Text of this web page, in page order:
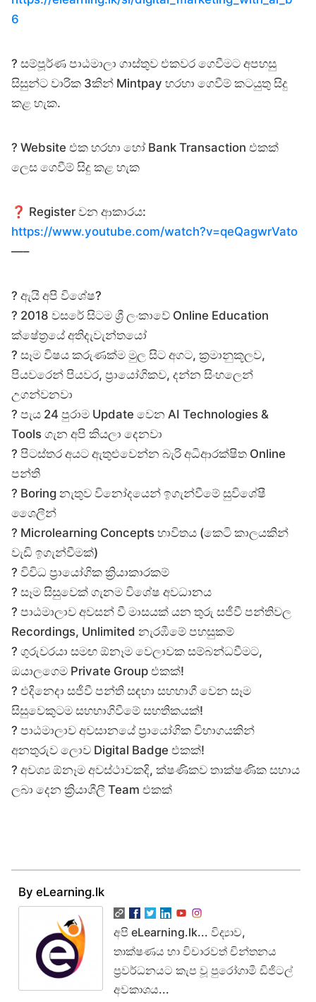
6
?️ සම්පූර්ණ පාඨමාලා ගාස්තුව එකවර ගෙවීමට අපහසු
සිසුන්ට වාරික 3කින් Mintpay හරහා ගෙවීම් කටයුතු සිදු
කළ හැක.
?️ Website එක හරහා හෝ Bank Transaction එකක්
ලෙස ගෙවීම් සිදු කළ හැක
❓ Register වන ආකාරය:
https://www.youtube.com/watch?v=qeQagwrVato
—–
? ඇයි අපි විශේෂ?
? 2018 වසරේ සිටම ශ්‍රී ලංකාවේ Online Education
ක්ෂේත්‍රයේ අතිදැවැන්තයෝ
? සෑම විෂය කරුණක්ම මුල සිට අගට, ක්‍රමානුකූලව,
පියවරෙන් පියවර, ප්‍රායෝගිකව, දන්න සිංහලෙන්
උගන්වනවා
? පැය 24 පුරාම Update වෙන AI Technologies &
Tools ගැන අපි කියලා දෙනවා
? පිටස්තර අයට ඇතුළුවෙන්න බැරි අධිආරක්ෂිත Online
පන්ති
? Boring නැතුව විනෝදයෙන් ඉගැන්වීමේ සුවිශේෂී
ශෛලීන්
? Microlearning Concepts භාවිතය (කෙටි කාලයකින්
වැඩි ඉගැන්වීමක්)
? විවිධ ප්‍රායෝගික ක්‍රියාකාරකම්
? සෑම සිසුවෙක් ගැනම විශේෂ අවධානය
? පාඨමාලාව අවසන් වී මාසයක් යන තුරු සජීවී පන්තිවල
Recordings, Unlimited නැරඹීමේ පහසුකම්
? ගුරුවරයා සමඟ ඕනෑම වෙලාවක සම්බන්ධවීමට,
ඔයාලගෙම Private Group එකක්!
? එදිනෙදා සජීවී පන්ති සඳහා සහභාගී වෙන සෑම
සිසුවෙකුටම සහභාගිවීමේ සහතිකයක්!
? පාඨමාලාව අවසානයේ ප්‍රායෝගික විභාගයකින්
අනතුරුව ලොව Digital Badge එකක්!
? අවශ්‍ය ඕනෑම අවස්ථාවකදි, ක්ෂණිකව තාක්ෂණික සහාය
ලබා දෙන ක්‍රියාශීලී Team එකක්
By eLearning.lk
අපි eLearning.lk... විද්‍යාව,
තාක්ෂණය හා විචාරවත් චින්තනය
ප්‍රවර්ධනයට කැප වූ පුරෝගාමී ඩිජිටල්
අවකාශය...